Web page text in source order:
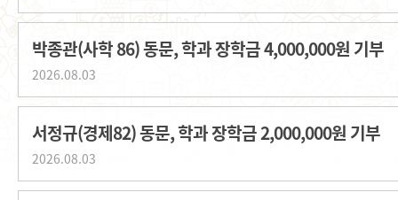
박종관(사학 86) 동문, 학과 장학금 4,000,000원 기부
2026.08.03
서정규(경제82) 동문, 학과 장학금 2,000,000원 기부
2026.08.03